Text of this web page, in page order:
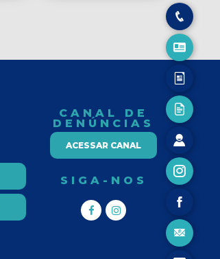
CANAL DE
DENÚNCIAS
ACESSAR CANAL
SIGA-NOS